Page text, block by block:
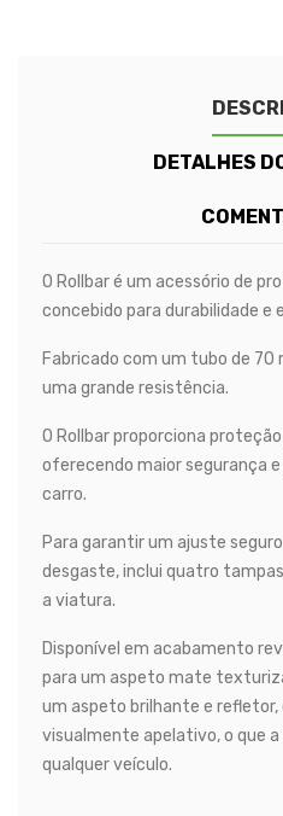
DETALHES
O Rollbar é um acessório de
concebido para durabilidade e
Fabricado com um tubo de 70
uma grande resistência.
O Rollbar proporciona
oferecendo maior segurança
carro.
Para garantir um ajuste
desgaste, inclui quatro
a viatura.
Disponível em acabamento
para um aspeto mate
um aspeto brilhante e refletor,
visualmente apelativo, o que
qualquer veículo.